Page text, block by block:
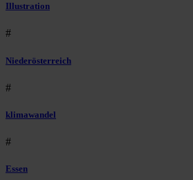
Illustration
#
Niederösterreich
#
klimawandel
#
Essen